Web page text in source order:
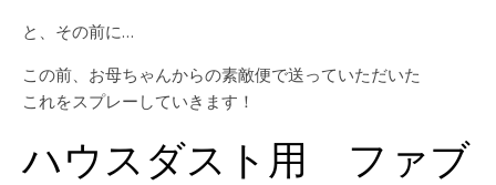
と、その前に…
この前、お母ちゃんからの素敵便で送っていただいた
これをスプレーしていきます！
ハウスダスト用 ファブ